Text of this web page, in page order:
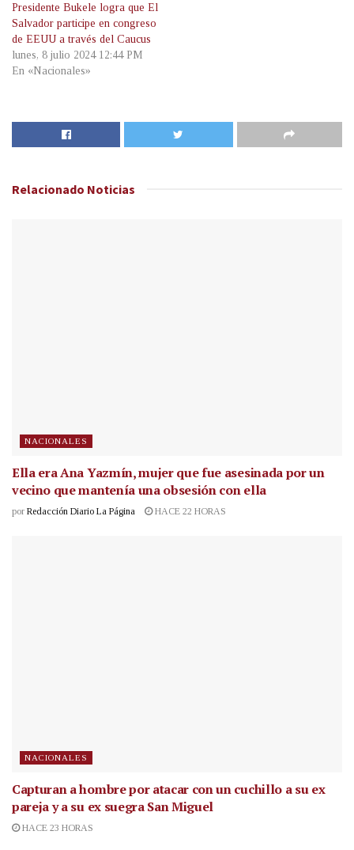
Presidente Bukele logra que El
Salvador participe en congreso
de EEUU a través del Caucus
lunes, 8 julio 2024 12:44 PM
En «Nacionales»
Relacionado Noticias
NACIONALES
Ella era Ana Yazmín, mujer que fue asesinada por un
vecino que mantenía una obsesión con ella
por Redacción Diario La Página HACE 22 HORAS
NACIONALES
Capturan a hombre por atacar con un cuchillo a su ex
pareja y a su ex suegra San Miguel
HACE 23 HORAS